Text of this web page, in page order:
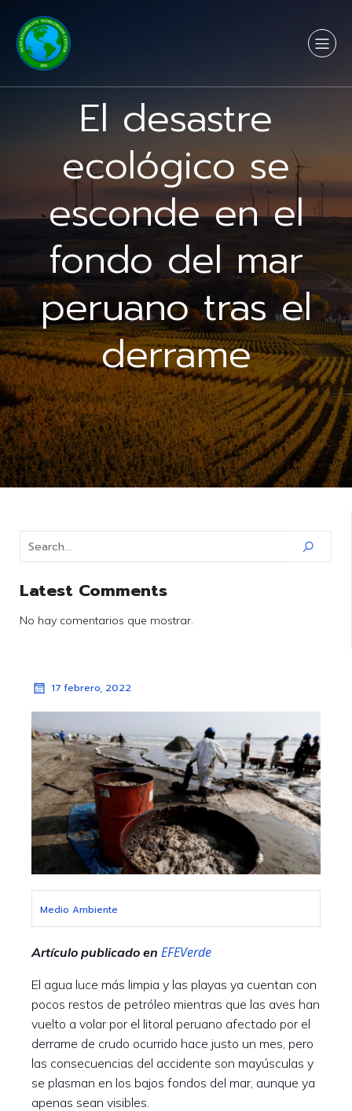
El desastre
ecológico se
esconde en el
fondo del mar
peruano tras el
derrame
Latest Comments
No hay comentarios que mostrar.
17 febrero, 2022
Medio Ambiente
Artículo publicado en EFEVerde
El agua luce más limpia y las playas ya cuentan con
pocos restos de petróleo mientras que las aves han
vuelto a volar por el litoral peruano afectado por el
derrame de crudo ocurrido hace justo un mes, pero
las consecuencias del accidente son mayúsculas y
se plasman en los bajos fondos del mar, aunque ya
apenas sean visibles.